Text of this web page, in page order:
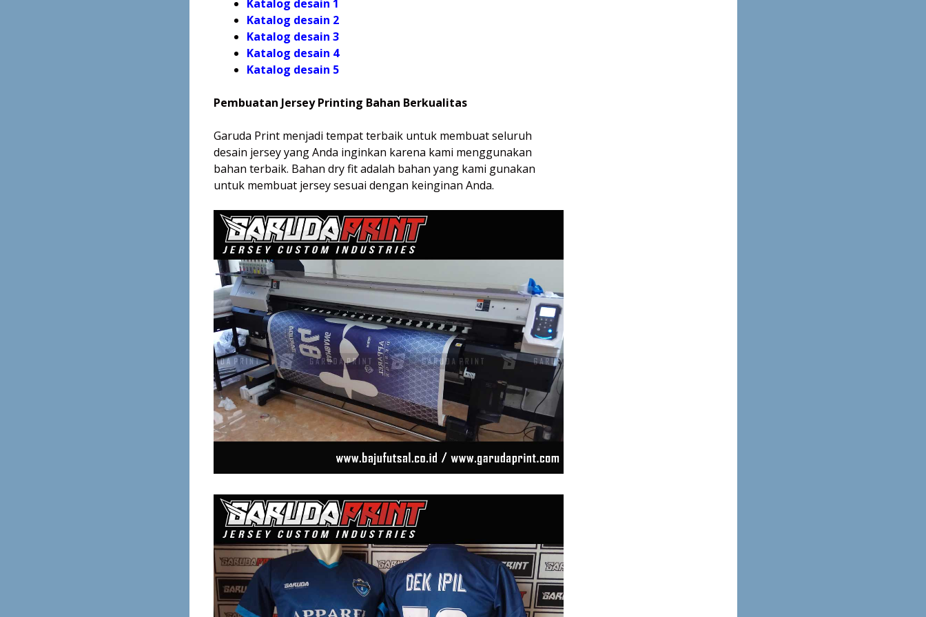
Katalog desain 1
Katalog desain 2
Katalog desain 3
Katalog desain 4
Katalog desain 5
Pembuatan Jersey Printing Bahan Berkualitas
Garuda Print menjadi tempat terbaik untuk membuat seluruh
desain jersey yang Anda inginkan karena kami menggunakan
bahan terbaik. Bahan dry fit adalah bahan yang kami gunakan
untuk membuat jersey sesuai dengan keinginan Anda.